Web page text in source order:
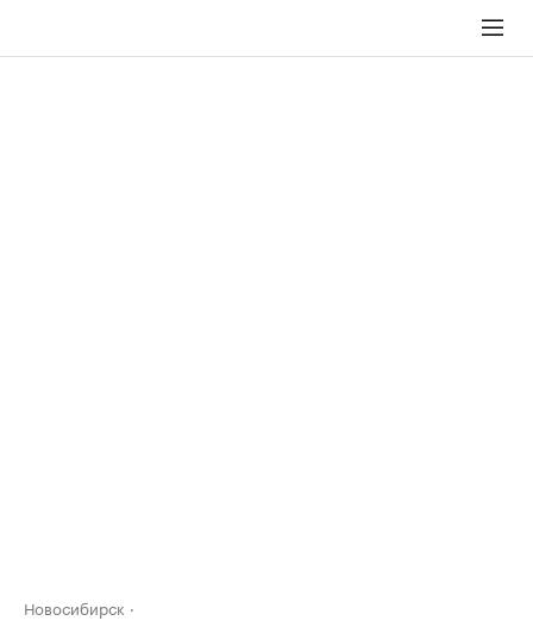
Новосибирск